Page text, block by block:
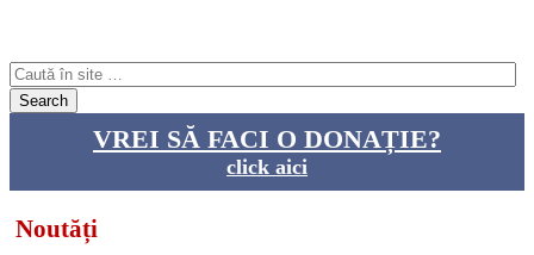
VREI SĂ FACI O DONAȚIE?
click aici
Noutăți